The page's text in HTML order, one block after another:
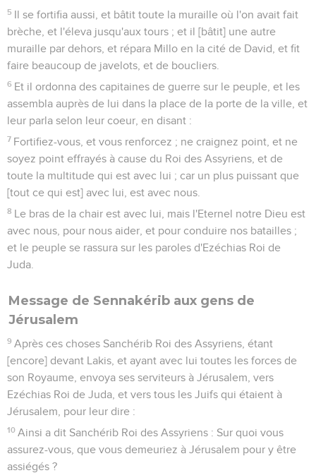
5 Il se fortifia aussi, et bâtit toute la muraille où l'on avait fait
brèche, et l'éleva jusqu'aux tours ; et il [bâtit] une autre
muraille par dehors, et répara Millo en la cité de David, et fit
faire beaucoup de javelots, et de boucliers.
6 Et il ordonna des capitaines de guerre sur le peuple, et les
assembla auprès de lui dans la place de la porte de la ville, et
leur parla selon leur coeur, en disant :
7 Fortifiez-vous, et vous renforcez ; ne craignez point, et ne
soyez point effrayés à cause du Roi des Assyriens, et de
toute la multitude qui est avec lui ; car un plus puissant que
[tout ce qui est] avec lui, est avec nous.
8 Le bras de la chair est avec lui, mais l'Eternel notre Dieu est
avec nous, pour nous aider, et pour conduire nos batailles ;
et le peuple se rassura sur les paroles d'Ezéchias Roi de
Juda.
Message de Sennakérib aux gens de
Jérusalem
9 Après ces choses Sanchérib Roi des Assyriens, étant
[encore] devant Lakis, et ayant avec lui toutes les forces de
son Royaume, envoya ses serviteurs à Jérusalem, vers
Ezéchias Roi de Juda, et vers tous les Juifs qui étaient à
Jérusalem, pour leur dire :
10 Ainsi a dit Sanchérib Roi des Assyriens : Sur quoi vous
assurez-vous, que vous demeuriez à Jérusalem pour y être
assiégés ?